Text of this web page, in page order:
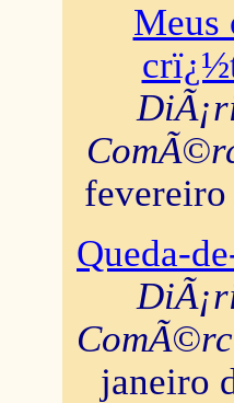
Meus
fevereiro
Queda-
janeiro